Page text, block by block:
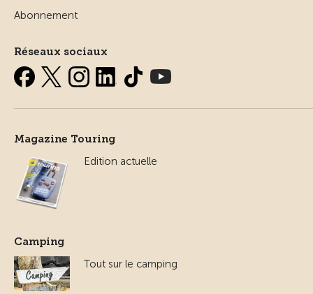
Abonnement
Réseaux sociaux
Magazine Touring
Edition actuelle
Camping
Tout sur le camping